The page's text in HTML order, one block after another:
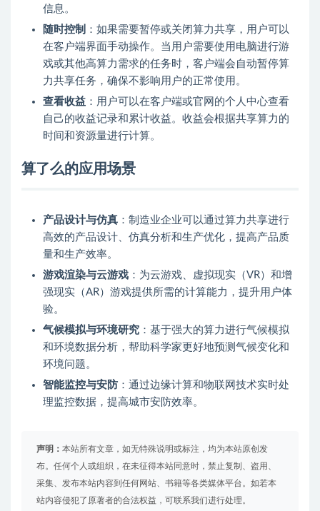
信息。
随时控制 ：如果需要暂停或关闭算力共享，用户可以
在客户端界面手动操作。当用户需要使用电脑进行游
戏或其他高算力需求的任务时，客户端会自动暂停算
力共享任务，确保不影响用户的正常使用。
查看收益 ：用户可以在客户端或官网的个人中心查看
自己的收益记录和累计收益。收益会根据共享算力的
时间和资源量进行计算。
算了么的应用场景
产品设计与仿真 ：制造业企业可以通过算力共享进行
高效的产品设计、仿真分析和生产优化，提高产品质
量和生产效率。
游戏渲染与云游戏 ：为云游戏、虚拟现实（VR）和增
强现实（AR）游戏提供所需的计算能力，提升用户体
验。
气候模拟与环境研究 ：基于强大的算力进行气候模拟
和环境数据分析，帮助科学家更好地预测气候变化和
环境问题。
智能监控与安防 ：通过边缘计算和物联网技术实时处
理监控数据，提高城市安防效率。
声明： 本站所有文章，如无特殊说明或标注，均为本站原创发
布。任何个人或组织，在未征得本站同意时，禁止复制、盗用、
采集、发布本站内容到任何网站、书籍等各类媒体平台。如若本
站内容侵犯了原著者的合法权益，可联系我们进行处理。